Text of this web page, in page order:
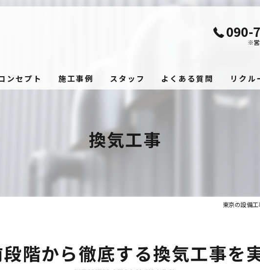
090-
※営
ンセプト 施工事例 スタッフ よくある質問 リクル
換気工事
東京の設備
階から徹底する換気工事を